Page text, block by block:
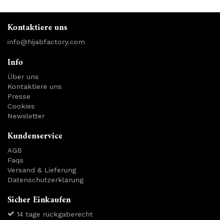
Kontaktiere uns
info@hijabfactory.com
Info
Über uns
Kontaktiere uns
Presse
Cookies
Newsletter
Kundenservice
AGB
Faqs
Versand & Lieferung
Datenschutzerklärung
Sicher Einkaufen
14 tage rückgaberecht